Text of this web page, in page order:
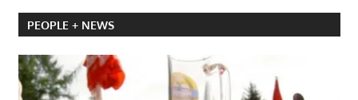
PEOPLE + NEWS